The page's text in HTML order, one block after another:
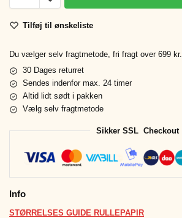
Tilføj til ønskeliste
Du vælger selv fragtmetode, fri fragt over 699 kr.
30 Dages returret
Sendes indenfor max. 24 timer
Altid lidt sødt i pakken
Vælg selv fragtmetode
Sikker SSL Checkout
Info
STØRRELSES GUIDE RULLEPAPIR